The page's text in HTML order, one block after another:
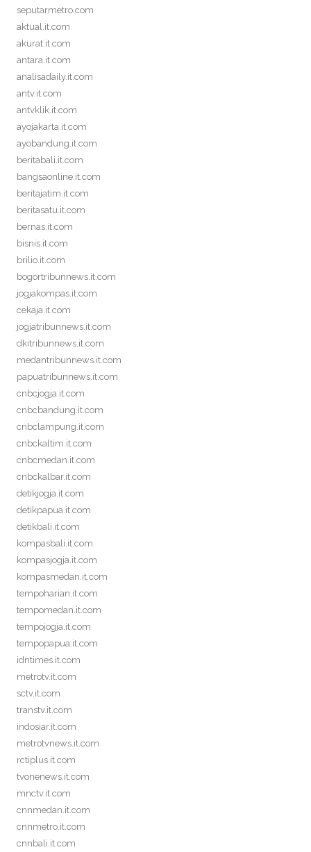
seputarmetro.com
aktual.it.com
akurat.it.com
antara.it.com
analisadaily.it.com
antv.it.com
antvklik.it.com
ayojakarta.it.com
ayobandung.it.com
beritabali.it.com
bangsaonline.it.com
beritajatim.it.com
beritasatu.it.com
bernas.it.com
bisnis.it.com
brilio.it.com
bogortribunnews.it.com
jogjakompas.it.com
cekaja.it.com
jogjatribunnews.it.com
dkitribunnews.it.com
medantribunnews.it.com
papuatribunnews.it.com
cnbcjogja.it.com
cnbcbandung.it.com
cnbclampung.it.com
cnbckaltim.it.com
cnbcmedan.it.com
cnbckalbar.it.com
detikjogja.it.com
detikpapua.it.com
detikbali.it.com
kompasbali.it.com
kompasjogja.it.com
kompasmedan.it.com
tempoharian.it.com
tempomedan.it.com
tempojogja.it.com
tempopapua.it.com
idntimes.it.com
metrotv.it.com
sctv.it.com
transtv.it.com
indosiar.it.com
metrotvnews.it.com
rctiplus.it.com
tvonenews.it.com
mnctv.it.com
cnnmedan.it.com
cnnmetro.it.com
cnnbali.it.com